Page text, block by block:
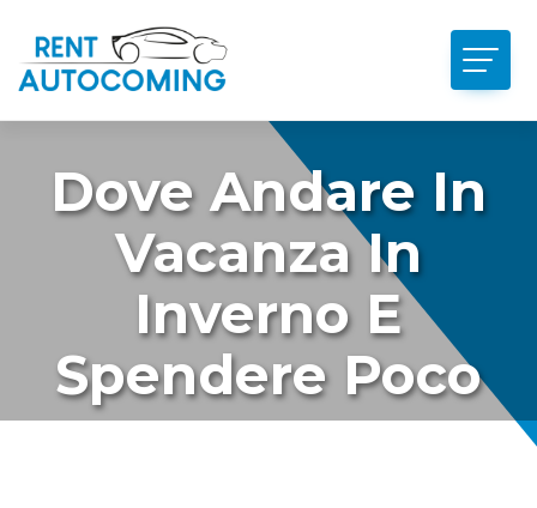
Dove Andare In
Vacanza In
Inverno E
Spendere Poco